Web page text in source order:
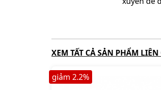
XEM TẤT CẢ SẢN PHẨM
giảm 2.2%